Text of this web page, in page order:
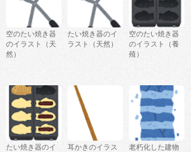
空のたい焼き器
のイラスト（天
然）
たい焼き器のイ
ラスト（天然）
空のたい焼き器
のイラスト（養
殖）
たい焼き器のイ
耳かきのイラス
老朽化した建物